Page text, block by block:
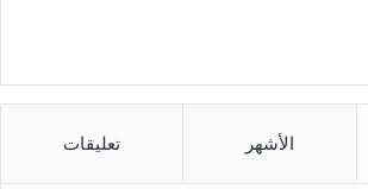
الأشهر تعليقات